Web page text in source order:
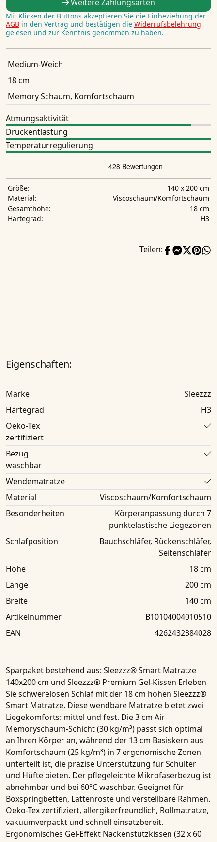
Weitere Zahlungsarten
Mit Klicken der Buttons akzeptieren Sie die Einbeziehung der
AGB in den Vertrag und bestätigen die Widerrufsbelehrung
gelesen und zur Kenntnis genommen zu haben.
Medium-Weich
18 cm
Memory Schaum, Komfortschaum
Atmungsaktivität
Druckentlastung
Temperaturregulierung
Größe:
140 x 200 cm
Material:
Viscoschaum/Komfortschaum
Gesamthöhe:
18 cm
Härtegrad:
H3
Teilen:
Eigenschaften:
Marke
Sleezzz
Härtegrad
H3
Oeko-Tex
zertifiziert
Bezug
waschbar
Wendematratze
Material
Viscoschaum/Komfortschaum
Besonderheiten
Körperanpassung durch 7
punktelastische Liegezonen
Schlafposition
Bauchschläfer, Rückenschläfer,
Seitenschläfer
Höhe
18 cm
Länge
200 cm
Breite
140 cm
Artikelnummer
B10104004010510
EAN
4262432384028
Sparpaket bestehend aus: Sleezzz® Smart Matratze
140x200 cm und Sleezzz® Premium Gel-Kissen Erleben
Sie schwerelosen Schlaf mit der 18 cm hohen Sleezzz®
Smart Matratze. Diese wendbare Matratze bietet zwei
Liegekomforts: mittel und fest. Die 3 cm Air
Memoryschaum-Schicht (30 kg/m³) passt sich optimal
an Ihren Körper an, während der 13 cm Basiskern aus
Komfortschaum (25 kg/m³) in 7 ergonomische Zonen
unterteilt ist, die präzise Unterstützung für Schulter
und Hüfte bieten. Der pflegeleichte Mikrofaserbezug ist
abnehmbar und bei 60°C waschbar. Geeignet für
Boxspringbetten, Lattenroste und verstellbare Rahmen.
Oeko-Tex zertifiziert, allergikerfreundlich, Rollmatratze,
vakuumverpackt und schnell einsatzbereit.
Ergonomisches Gel-Effekt Nackenstützkissen (32 x 60